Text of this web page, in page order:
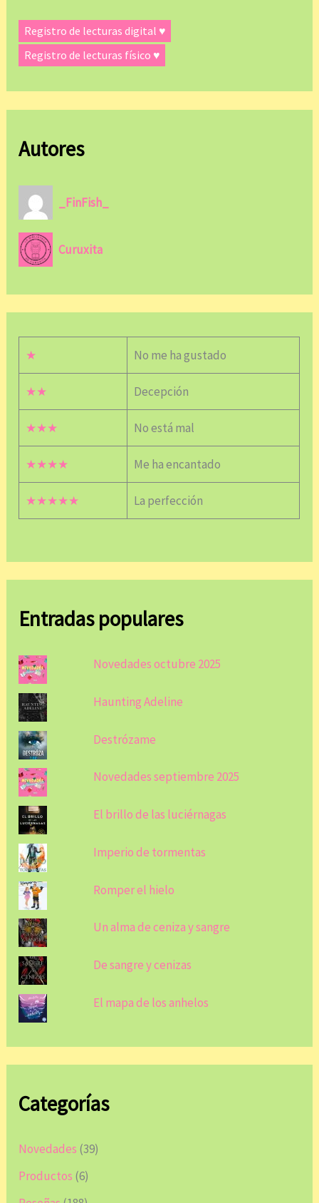
Registro de lecturas digital ♥
Registro de lecturas físico ♥
Autores
_FinFish_
Curuxita
★ No me ha gustado
★★ Decepción
★★★ No está mal
★★★★ Me ha encantado
★★★★★ La perfección
Entradas populares
Novedades octubre 2025
Haunting Adeline
Destrózame
Novedades septiembre 2025
El brillo de las luciérnagas
Imperio de tormentas
Romper el hielo
Un alma de ceniza y sangre
De sangre y cenizas
El mapa de los anhelos
Categorías
Novedades (39)
Productos (6)